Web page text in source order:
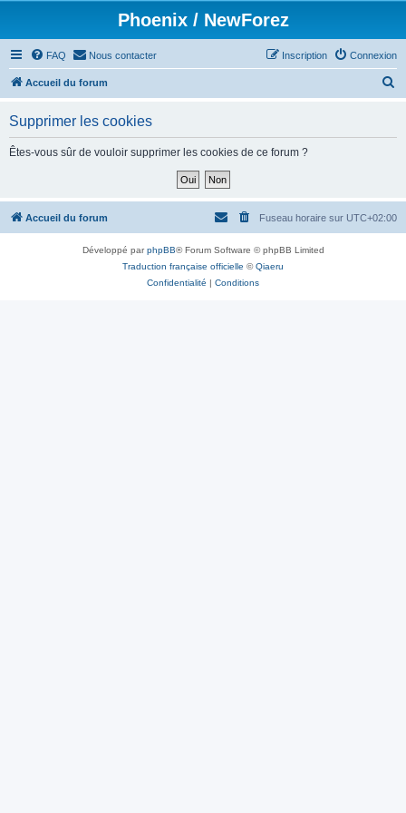
Phoenix / NewForez
FAQ Nous contacter Connexion
Inscription
Accueil du forum
h
Supprimer les cookies
Êtes-vous sûr de vouloir supprimer les cookies de ce forum ?
Accueil du forum Fuseau horaire sur UTC+02:00
Développé parphpBB® Forum Software © phpBB Limited
Traduction française officielle ©Qiaeru
Confidentialité | Conditions